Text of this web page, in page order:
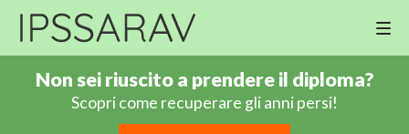
Non sei riuscito a prendere il diploma?
Scopri come recuperare gli anni persi!